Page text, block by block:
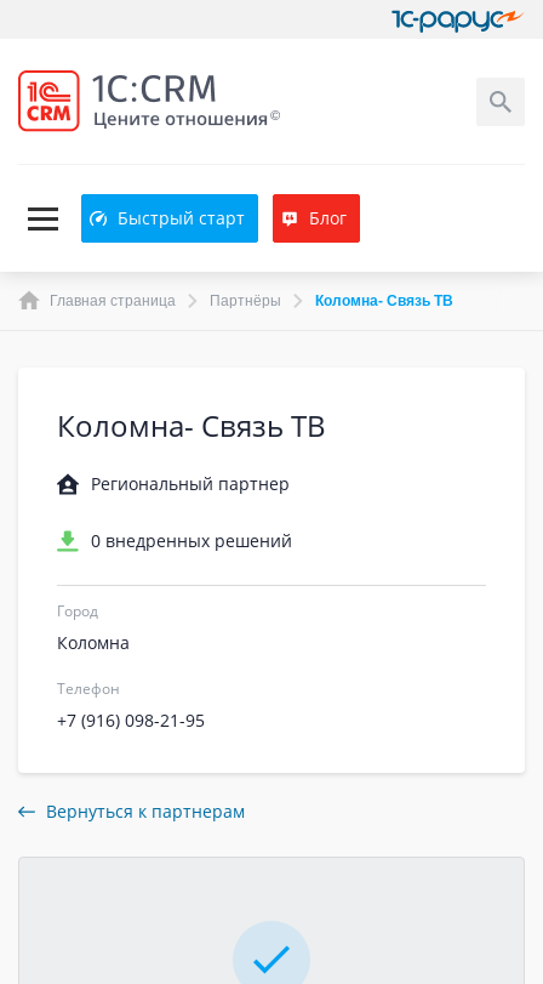
Быстрый старт Блог
Главная страница Партнёры Коломна- Связь ТВ
Коломна- Связь ТВ
Региональный партнер
0 внедренных решений
Город
Коломна
Телефон
+7 (916) 098-21-95
Вернуться к партнерам